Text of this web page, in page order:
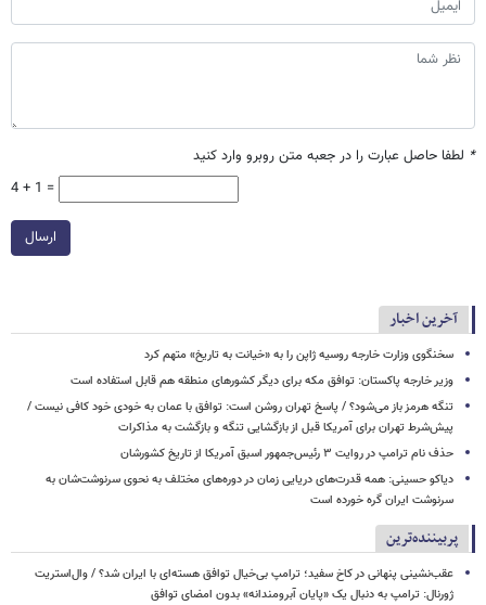
* لطفا حاصل عبارت را در جعبه متن روبرو وارد کنید
4 + 1 =
ارسال
آخرین اخبار
سخنگوی وزارت خارجه روسیه ژاپن را به «خیانت به تاریخ» متهم کرد
وزیر خارجه پاکستان: توافق مکه برای دیگر کشورهای منطقه هم قابل استفاده است
تنگه هرمز باز می‌شود؟ / پاسخ تهران روشن است: توافق با عمان به خودی خود کافی نیست /
پیش‌شرط تهران برای آمریکا قبل از بازگشایی تنگه و بازگشت به مذاکرات
حذف نام ترامپ در روایت ۳ رئیس‌جمهور اسبق آمریکا از تاریخ کشورشان
دیاکو حسینی: همه قدرت‌های دریایی زمان در دوره‌های مختلف به نحوی سرنوشت‌شان به
سرنوشت ایران گره خورده است
پربیننده‌ترین
عقب‌نشینی پنهانی در کاخ سفید؛ ترامپ بی‌خیال توافق هسته‌ای با ایران شد؟ / وال‌استریت
ژورنال: ترامپ به دنبال یک «پایان آبرومندانه» بدون امضای توافق